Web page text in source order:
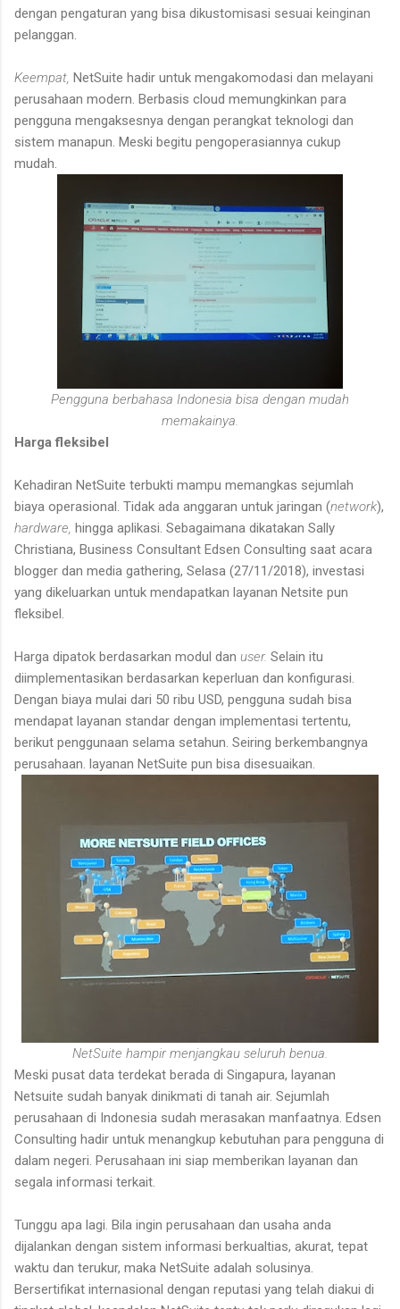
dengan pengaturan yang bisa dikustomisasi sesuai keinginan
pelanggan.
Keempat, NetSuite hadir untuk mengakomodasi dan melayani
perusahaan modern. Berbasis cloud memungkinkan para
pengguna mengaksesnya dengan perangkat teknologi dan
sistem manapun. Meski begitu pengoperasiannya cukup
mudah.
Pengguna berbahasa Indonesia bisa dengan mudah
memakainya.
Harga fleksibel
Kehadiran NetSuite terbukti mampu memangkas sejumlah
biaya operasional. Tidak ada anggaran untuk jaringan (network),
hardware, hingga aplikasi. Sebagaimana dikatakan Sally
Christiana, Business Consultant Edsen Consulting saat acara
blogger dan media gathering, Selasa (27/11/2018), investasi
yang dikeluarkan untuk mendapatkan layanan Netsite pun
fleksibel.
Harga dipatok berdasarkan modul dan user. Selain itu
diimplementasikan berdasarkan keperluan dan konfigurasi.
Dengan biaya mulai dari 50 ribu USD, pengguna sudah bisa
mendapat layanan standar dengan implementasi tertentu,
berikut penggunaan selama setahun. Seiring berkembangnya
perusahaan. layanan NetSuite pun bisa disesuaikan.
NetSuite hampir menjangkau seluruh benua.
Meski pusat data terdekat berada di Singapura, layanan
Netsuite sudah banyak dinikmati di tanah air. Sejumlah
perusahaan di Indonesia sudah merasakan manfaatnya. Edsen
Consulting hadir untuk menangkup kebutuhan para pengguna di
dalam negeri. Perusahaan ini siap memberikan layanan dan
segala informasi terkait.
Tunggu apa lagi. Bila ingin perusahaan dan usaha anda
dijalankan dengan sistem informasi berkualtias, akurat, tepat
waktu dan terukur, maka NetSuite adalah solusinya.
Bersertifikat internasional dengan reputasi yang telah diakui di